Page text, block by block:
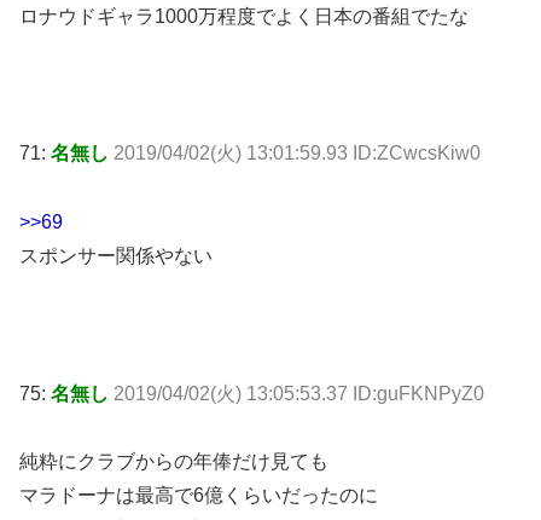
ロナウドギャラ1000万程度でよく日本の番組でたな
71: 名無し 2019/04/02(火) 13:01:59.93 ID:ZCwcsKiw0
>>69
スポンサー関係やない
75: 名無し 2019/04/02(火) 13:05:53.37 ID:guFKNPyZ0
純粋にクラブからの年俸だけ見ても
マラドーナは最高で6億くらいだったのに